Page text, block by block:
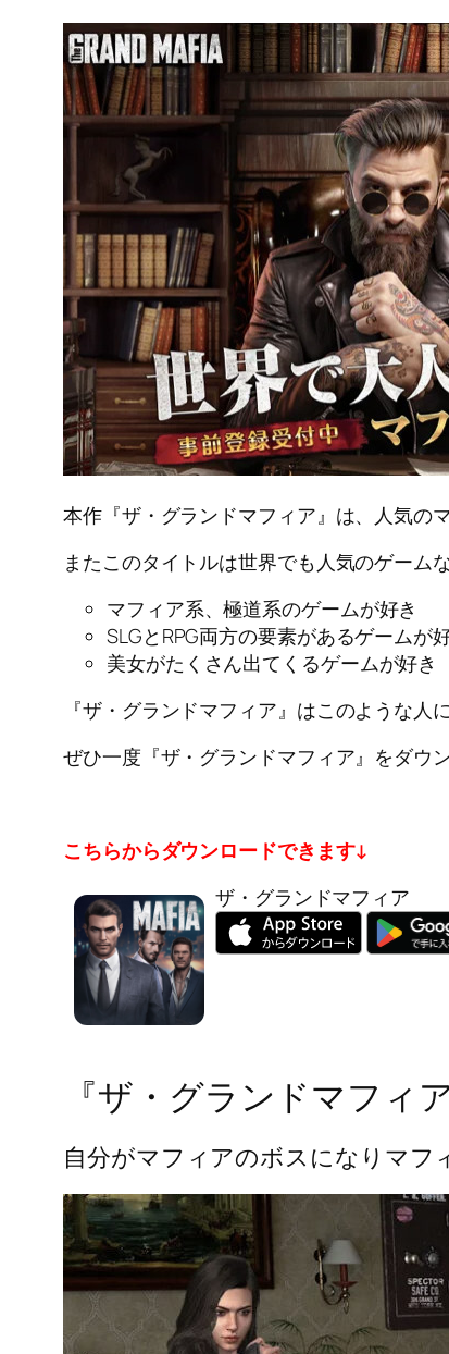
本作『ザ・グランドマフィア』は、人気の
またこのタイトルは世界でも人気のゲーム
マフィア系、極道系のゲームが好き
SLGとRPG両方の要素があるゲームが
美女がたくさん出てくるゲームが好き
『ザ・グランドマフィア』はこのような人
ぜひ一度『ザ・グランドマフィア』をダウ
こちらからダウンロードできます↓
ザ・グランドマフィア
『ザ・グランドマフィ
自分がマフィアのボスになりマフ